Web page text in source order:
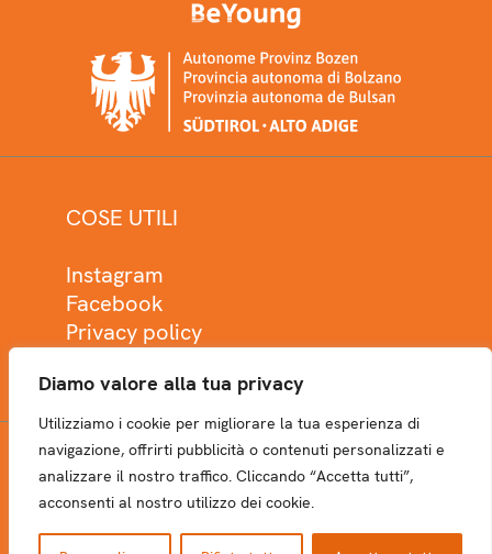
Diamo valore alla tua privacy
Utilizziamo i cookie per migliorare la tua esperienza di
navigazione, offrirti pubblicità o contenuti personalizzati e
analizzare il nostro traffico. Cliccando “Accetta tutti”,
acconsenti al nostro utilizzo dei cookie.
COSE UTILI
Instagram
Facebook
Privacy policy
NEWSLETTER